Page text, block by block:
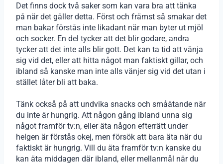
Det finns dock två saker som kan vara bra att tänka
på när det gäller detta. Först och främst så smakar det
man bakar förstås inte likadant när man byter ut mjöl
och socker. En del tycker att det blir godare, andra
tycker att det inte alls blir gott. Det kan ta tid att vänja
sig vid det, eller att hitta något man faktiskt gillar, och
ibland så kanske man inte alls vänjer sig vid det utan i
stället låter bli att baka.
Tänk också på att undvika snacks och småätande när
du inte är hungrig. Att någon gång ibland unna sig
något framför tv:n, eller äta någon efterrätt under
helgen är förstås okej, men försök att bara äta när du
faktiskt är hungrig. Vill du äta framför tv:n kanske du
kan äta middagen där ibland, eller mellanmål när du